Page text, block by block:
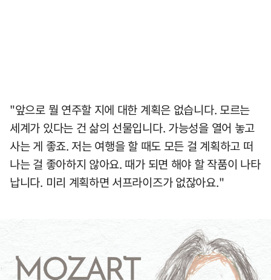
"앞으로 뭘 연주할 지에 대한 계획은 없습니다. 모르는
세계가 있다는 건 삶의 선물입니다. 가능성을 열어 놓고
사는 게 좋죠. 저는 여행을 할 때도 모든 걸 계획하고 떠
나는 걸 좋아하지 않아요. 때가 되면 해야 할 작품이 나타
납니다. 미리 계획하면 서프라이즈가 없잖아요."